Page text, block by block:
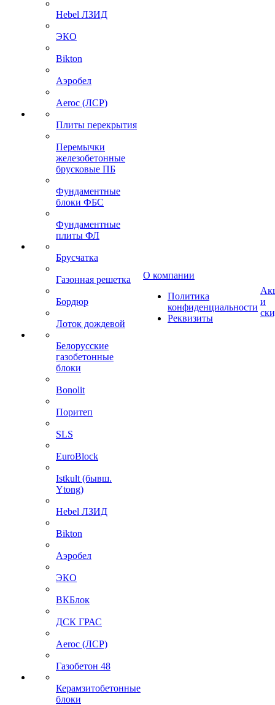
Hebel ЛЗИД
ЭКО
Bikton
Аэробел
Aeroc (ЛСР)
Плиты перекрытия
Перемычки
железобетонные
брусковые ПБ
Фундаментные
блоки ФБС
Фундаментные
плиты ФЛ
Брусчатка
Газонная решетка
Бордюр
Лоток дождевой
Белорусские
газобетонные
блоки
Bonolit
Поритеп
SLS
EuroBlock
Istkult (бывш.
Ytong)
Hebel ЛЗИД
Bikton
Аэробел
ЭКО
ВКБлок
ДСК ГРАС
Aeroc (ЛСР)
Газобетон 48
Керамзитобетонные
блоки
О компании
Политика
конфиденциальности
Реквизиты
и